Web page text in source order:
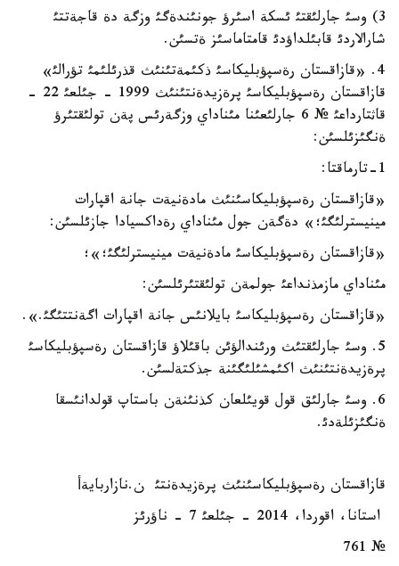
3) وسئ جارلئقتئ ئسكة اسئرؤ جونئندةگئ وزگة دة قاجةتتئ
شارالاردئ قابئلداؤدئ قامتاماسئز ةتسئن.
4. «قازاقستان رةسپؤبليكاسئ ذكئمةتئنئث قذرئلئمئ تؤرالئ»
قازاقستان رةسپؤبليكاسئ پرةزيدةنتئنئث 1999 - جئلعئ 22 -
قاثتارداعئ № 6 جارلئعئنا مئناداي وزگةرئس پةن تولئقتئرؤ
ةنگئزئلسئن:
1-تارماقتا:
«قازاقستان رةسپؤبليكاسئنئث مادةنيةت جانة اقپارات
مينيسترلئگئ؛» دةگةن جول مئناداي رةداكسيادا جازئلسئن:
«قازاقستان رةسپؤبليكاسئ مادةنيةت مينيسترلئگئ؛»؛
مئناداي مازمذنداعئ جولمةن تولئقتئرئلسئن:
«قازاقستان رةسپؤبليكاسئ بايلانئس جانة اقپارات اگةنتتئگئ.».
5. وسئ جارلئقتئث ورئندالؤئن باقئلاؤ قازاقستان رةسپؤبليكاسئ
پرةزيدةنتئنئث اكئمشئلئگئنة جذكتةلسئن.
6. وسئ جارلئق قول قويئلعان كذنئنةن باستاپ قولدانئسقا
ةنگئزئلةدئ.
قازاقستان رةسپؤبليكاسئنئث پرةزيدةنتئ ن.نازاربايةأ
استانا، اقوردا، 2014 - جئلعئ 7 - ناؤرئز
№ 761